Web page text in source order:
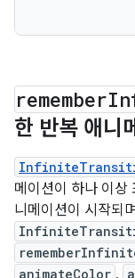
remember
한 반복 애니
메이션이 하나 이상
니메이션이 시작되
animateColor ,